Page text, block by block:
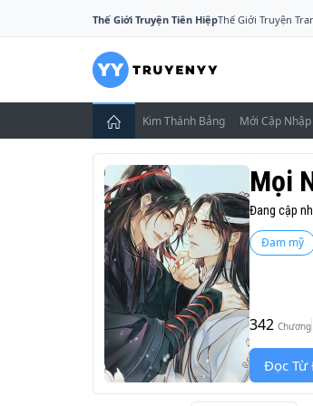
Thế Giới Truyện Tiên HiệpThế Giới Truyện
Kim Thánh Bảng Mới Cập Nhập
Mọi
Đang cập
Đam mỹ
342 Chương
Đọc Từ